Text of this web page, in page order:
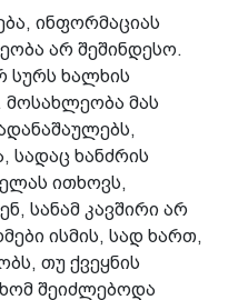
ინფორმაციას
არ შეშინდესო.
სურს ხალხის
მოსახლეობა მას
ხანძრის
ითხოვს,
სანამ კავშირი არ
ისმის, სად ხართ,
თუ ქვეყნის
შეიძლებოდა